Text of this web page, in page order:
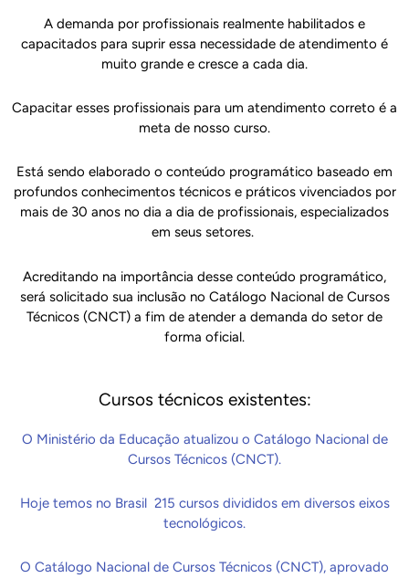
A demanda por profissionais realmente habilitados e
capacitados para suprir essa necessidade de atendimento é
muito grande e cresce a cada dia.
Capacitar esses profissionais para um atendimento correto é a
meta de nosso curso.
Está sendo elaborado o conteúdo programático baseado em
profundos conhecimentos técnicos e práticos vivenciados por
mais de 30 anos no dia a dia de profissionais, especializados
em seus setores.
Acreditando na importância desse conteúdo programático,
será solicitado sua inclusão no Catálogo Nacional de Cursos
Técnicos (CNCT) a fim de atender a demanda do setor de
forma oficial.
Cursos técnicos existentes:
O Ministério da Educação atualizou o Catálogo Nacional de
Cursos Técnicos (CNCT).
Hoje temos no Brasil 215 cursos divididos em diversos eixos
tecnológicos.
O Catálogo Nacional de Cursos Técnicos (CNCT), aprovado